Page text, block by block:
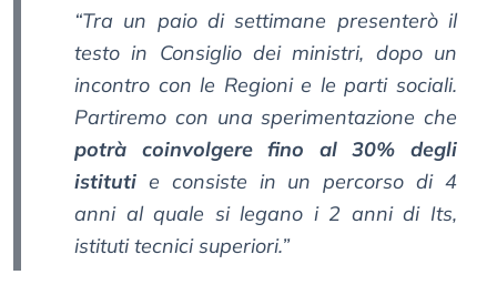
“Tra un paio di settimane presenterò il
testo in Consiglio dei ministri, dopo un
incontro con le Regioni e le parti sociali.
Partiremo con una sperimentazione che
potrà coinvolgere fino al 30% degli
istituti e consiste in un percorso di 4
anni al quale si legano i 2 anni di Its,
istituti tecnici superiori.”